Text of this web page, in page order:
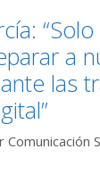
a
las
Comunicación